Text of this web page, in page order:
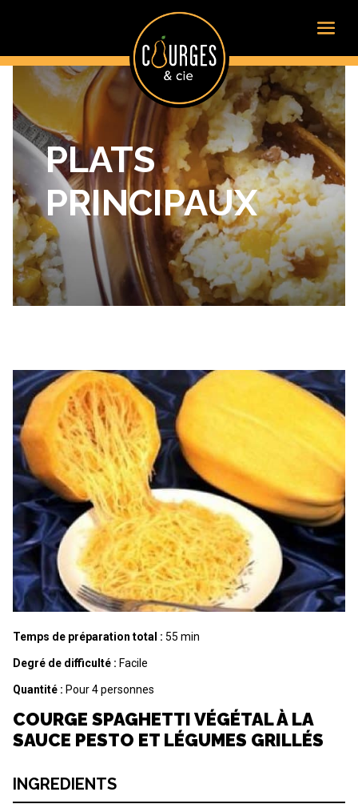
PLATS
PRINCIPAUX
Temps de préparation total : 55 min
Degré de difficulté : Facile
Quantité : Pour 4 personnes
COURGE SPAGHETTI VÉGÉTAL À LA
SAUCE PESTO ET LÉGUMES GRILLÉS
INGREDIENTS